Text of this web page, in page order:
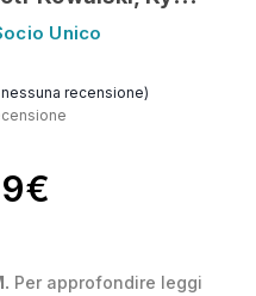
Unico
recensione)
Per approfondire leggi